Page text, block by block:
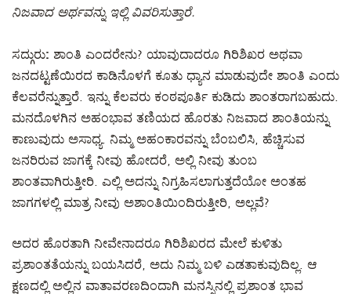
ನಿಜವಾದ ಅರ್ಥವನ್ನು ಇಲ್ಲಿ ವಿವರಿಸುತ್ತಾರೆ.
ಸದ್ಗುರು: ಶಾಂತಿ ಎಂದರೇನು? ಯಾವುದಾದರೂ ಗಿರಿಶಿಖರ ಅಥವಾ
ಜನದಟ್ಟಣೆಯಿರದ ಕಾಡಿನೊಳಗೆ ಕೂತು ಧ್ಯಾನ ಮಾಡುವುದೇ ಶಾಂತಿ ಎಂದು
ಕೆಲವರೆನ್ನುತ್ತಾರೆ. ಇನ್ನು ಕೆಲವರು ಕಂಠಪೂರ್ತಿ ಕುಡಿದು ಶಾಂತರಾಗಬಹುದು.
ಮನದೊಳಗಿನ ಅಹಂಭಾವ ತಣಿಯದ ಹೊರತು ನಿಜವಾದ ಶಾಂತಿಯನ್ನು
ಕಾಣುವುದು ಅಸಾಧ್ಯ. ನಿಮ್ಮ ಅಹಂಕಾರವನ್ನು ಬೆಂಬಲಿಸಿ, ಹೆಚ್ಚಿಸುವ
ಜನರಿರುವ ಜಾಗಕ್ಕೆ ನೀವು ಹೋದರೆ, ಅಲ್ಲಿ ನೀವು ತುಂಬ
ಶಾಂತವಾಗಿರುತ್ತೀರಿ. ಎಲ್ಲಿ ಅದನ್ನು ನಿಗ್ರಹಿಸಲಾಗುತ್ತದೆಯೋ ಅಂತಹ
ಜಾಗಗಳಲ್ಲಿ ಮಾತ್ರ ನೀವು ಅಶಾಂತಿಯಿಂದಿರುತ್ತೀರಿ, ಅಲ್ಲವೆ?
ಅದರ ಹೊರತಾಗಿ ನೀವೇನಾದರೂ ಗಿರಿಶಿಖರದ ಮೇಲೆ ಕುಳಿತು
ಪ್ರಶಾಂತತೆಯನ್ನು ಬಯಸಿದರೆ, ಅದು ನಿಮ್ಮ ಬಳಿ ಎಡತಾಕುವುದಿಲ್ಲ. ಆ
ಕ್ಷಣದಲ್ಲಿ ಅಲ್ಲಿನ ವಾತಾವರಣದಿಂದಾಗಿ ಮನಸ್ಸಿನಲ್ಲಿ ಪ್ರಶಾಂತ ಭಾವ